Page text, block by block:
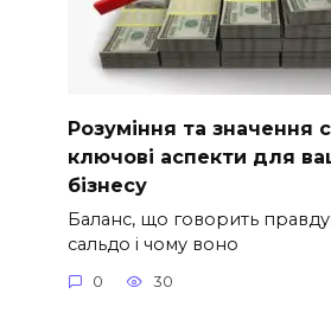
Розуміння та значення
ключові аспекти для
бізнесу
Баланс, що говорить
сальдо і чому воно
0 30